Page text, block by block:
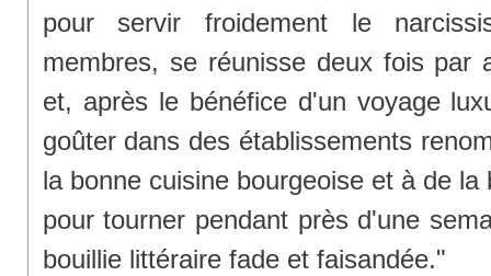
pour servir froidement le
membres, se réunisse deux fois par
et, après le bénéfice d'un voyage
goûter dans des établissements
la bonne cuisine bourgeoise et à de
pour tourner pendant près d'une
bouillie littéraire fade et faisandée."